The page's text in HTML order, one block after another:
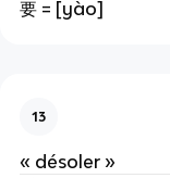
要 = [yào]
13
« désoler »